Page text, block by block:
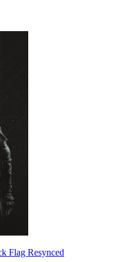
Flag Resynced